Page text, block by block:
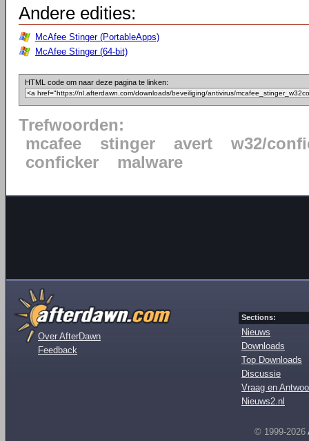
Andere edities:
McAfee Stinger (PortableApps)
McAfee Stinger (64-bit)
HTML code om naar deze pagina te linken:
Trefwoorden:
mcafee
stinger avert
w32/
conficker
malware
Over AfterDawn
Feedback
Sections:
Nieuws
Downloads
Top Downloads
Discussie
Vraag en
Nieuws2.nl
© 1999-2026